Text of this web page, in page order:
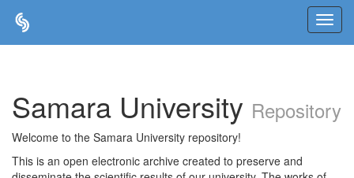
Samara University Repository
Welcome to the Samara University repository!
This is an open electronic archive created to preserve and